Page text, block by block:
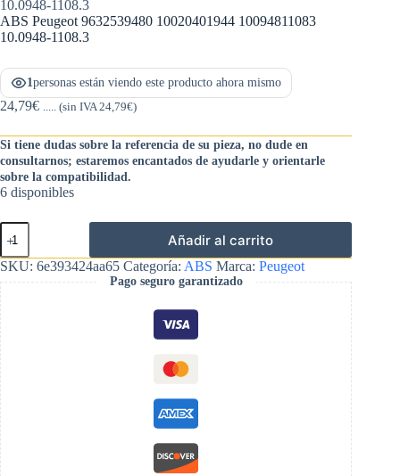
10.0948-1108.3
ABS Peugeot 9632539480 10020401944 10094811083
10.0948-1108.3
1personas están viendo este producto ahora mismo
24,79€ ..... (sin IVA24,79€)
Si tiene dudas sobre la referencia de su pieza, no dude en
consultarnos; estaremos encantados de ayudarle y orientarle
sobre la compatibilidad.
6 disponibles
ABS
Peugeot
9632539480
10020401944
10094811083
10.0948-
1108.3
cantidad
Añadir al carrito
SKU: 6e393424aa65 Categoría: ABS Marca: Peugeot
Pago seguro garantizado